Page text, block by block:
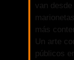
van
más
Un arte
públicos